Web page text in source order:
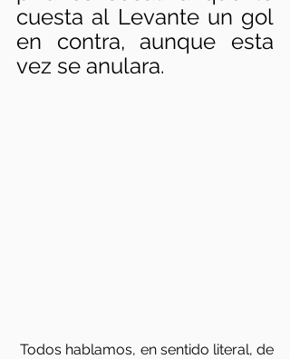
cuesta al Levante un gol
en contra, aunque esta
vez se anulara.
Todos hablamos, en sentido literal, de